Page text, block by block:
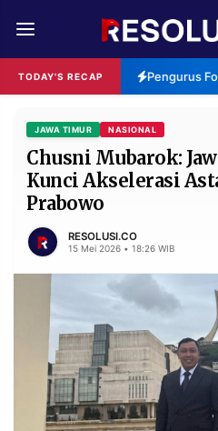
TODAY'S RECAP Pengurus
REDAKSI TENTANG
RESOLUSI IKLAN
RUBRIKASI
EDITORIAL
FINANSIA PERSONA
DAERAH NASIONAL
SPORT
INFORMASI
PRIVACY
POLICY
BERITA
WARGA
JAWA TIMUR NASIONAL
Chusni Mubarok:
Kunci Akselerasi
Prabowo
RESOLUSI.CO
15 Mei 2026 • 18:26 WIB